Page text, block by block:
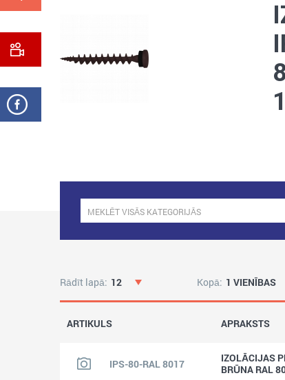
Rādīt lapā: 12 Kopā: 1 VIENĪBAS
ARTIKULS APRAKSTS
IPS-80-RAL 8017
IZOLĀCIJAS
BRŪNA RAL